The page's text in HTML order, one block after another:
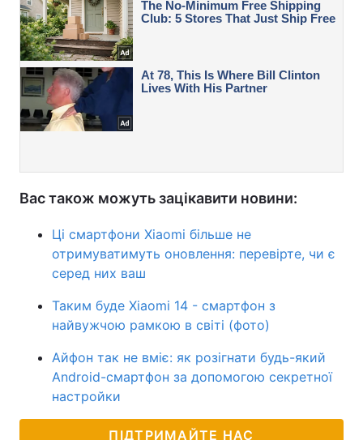
Вас також можуть зацікавити новини:
Ці смартфони Xiaomi більше не
отримуватимуть оновлення: перевірте, чи є
серед них ваш
Таким буде Xiaomi 14 - смартфон з
найвужчою рамкою в світі (фото)
Айфон так не вміє: як розігнати будь-який
Android-смартфон за допомогою секретної
настройки
ПІДТРИМАЙТЕ НАС